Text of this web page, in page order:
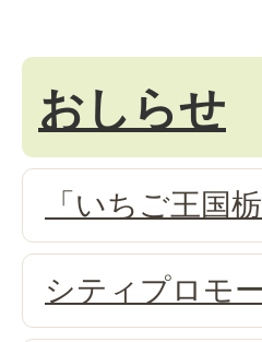
おしらせ
「いちご王国
シティプロモ